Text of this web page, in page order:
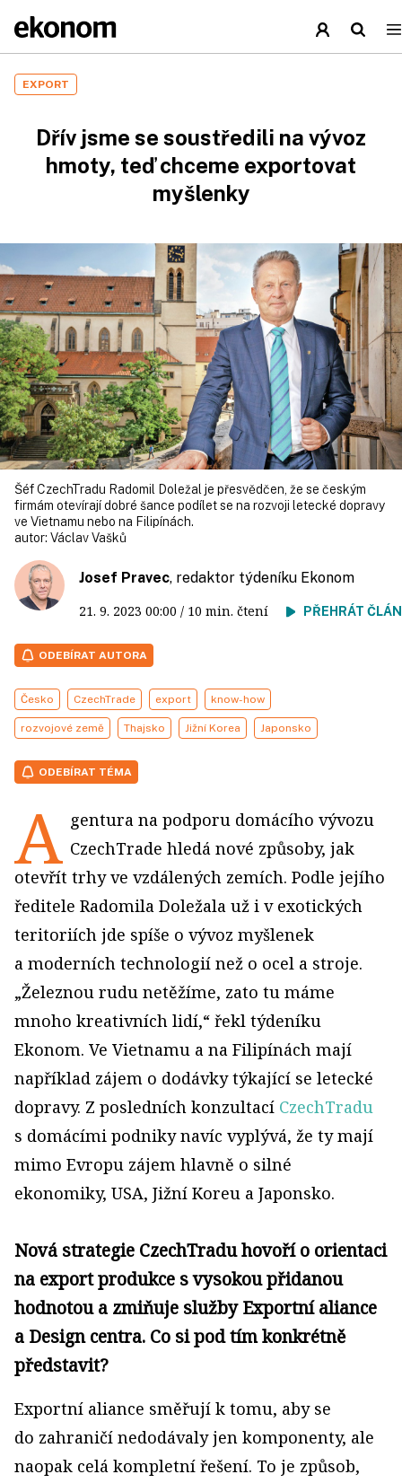
EXPORT
Dřív jsme se soustředili na vývoz
hmoty, teď chceme exportovat
myšlenky
Šéf CzechTradu Radomil Doležal je přesvědčen, že se českým
firmám otevírají dobré šance podílet se na rozvoji letecké dopravy
ve Vietnamu nebo na Filipínách.
autor: Václav Vašků
Josef Pravec, redaktor týdeníku Ekonom
21. 9. 2023 00:00 / 10 min. čtení PŘEHRÁT
ODEBÍRAT AUTORA
Česko CzechTrade export know-how
rozvojové země Thajsko Jižní Korea Japonsko
ODEBÍRAT TÉMA
A gentura na podporu domácího vývozu
CzechTrade hledá nové způsoby, jak
otevřít trhy ve vzdálených zemích. Podle jejího
ředitele Radomila Doležala už i v exotických
teritoriích jde spíše o vývoz myšlenek
a moderních technologií než o ocel a stroje.
„Železnou rudu netěžíme, zato tu máme
mnoho kreativních lidí,“ řekl týdeníku
Ekonom. Ve Vietnamu a na Filipínách mají
například zájem o dodávky týkající se letecké
dopravy. Z posledních konzultací CzechTradu
s domácími podniky navíc vyplývá, že ty mají
mimo Evropu zájem hlavně o silné
ekonomiky, USA, Jižní Koreu a Japonsko.
Nová strategie CzechTradu hovoří o orientaci
na export produkce s vysokou přidanou
hodnotou a zmiňuje služby Exportní aliance
a Design centra. Co si pod tím konkrétně
představit?
Exportní aliance směřují k tomu, aby se
do zahraničí nedodávaly jen komponenty, ale
naopak celá kompletní řešení. To je způsob,